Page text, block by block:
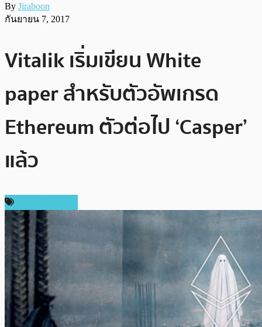
By Jiraboon
กันยายน 7, 2017
Vitalik เริ่มเขียน White
paper สำหรับตัวอัพเกรด
Ethereum ตัวต่อไป ‘Casper’
แล้ว